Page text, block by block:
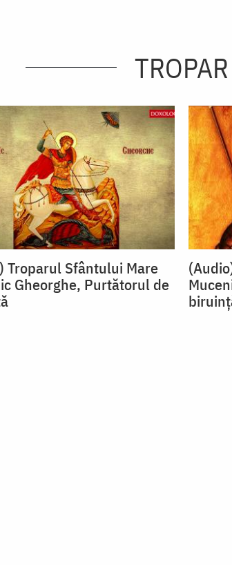
TROPAR
Troparul Sfântului Mare
Gheorghe, Purtătorul de